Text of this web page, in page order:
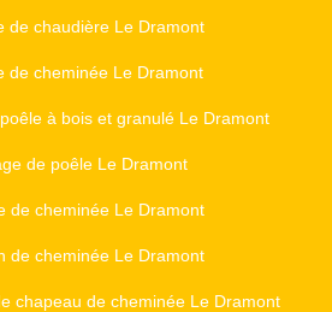
de chaudière Le Dramont
de cheminée Le Dramont
à bois et granulé Le Dramont
de poêle Le Dramont
de cheminée Le Dramont
de cheminée Le Dramont
chapeau de cheminée Le Dramont